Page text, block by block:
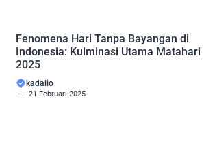
Fenomena Hari Tanpa Bayangan di
Indonesia: Kulminasi Utama Matahari
2025
kadalio
21 Februari 2025